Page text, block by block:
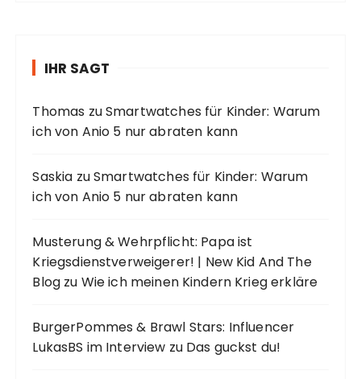
IHR SAGT
Thomas zuSmartwatches für Kinder: Warum
ich von Anio 5 nur abraten kann
Saskia zuSmartwatches für Kinder: Warum
ich von Anio 5 nur abraten kann
Musterung & Wehrpflicht: Papa ist
Kriegsdienstverweigerer! | New Kid And The
Blog zu Wie ich meinen Kindern Krieg erkläre
BurgerPommes & Brawl Stars: Influencer
LukasBS im Interview zu Das guckst du!